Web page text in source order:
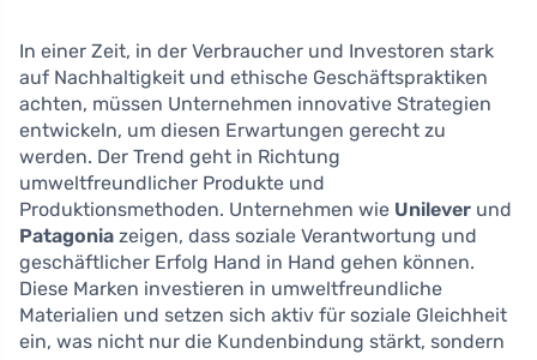
In einer Zeit, in der Verbraucher und Investoren stark
auf Nachhaltigkeit und ethische Geschäftspraktiken
achten, müssen Unternehmen innovative Strategien
entwickeln, um diesen Erwartungen gerecht zu
werden. Der Trend geht in Richtung
umweltfreundlicher Produkte und
Produktionsmethoden. Unternehmen wie Unilever und
Patagonia zeigen, dass soziale Verantwortung und
geschäftlicher Erfolg Hand in Hand gehen können.
Diese Marken investieren in umweltfreundliche
Materialien und setzen sich aktiv für soziale Gleichheit
ein, was nicht nur die Kundenbindung stärkt, sondern